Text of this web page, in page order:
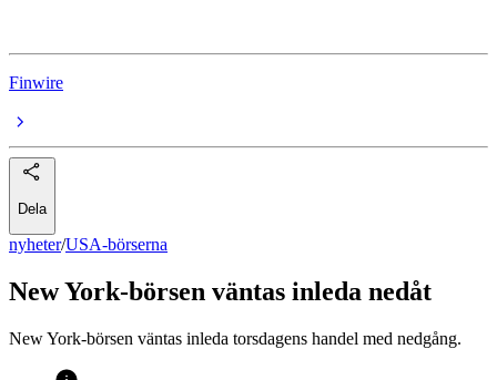
Finwire
Dela
nyheter/USA-börserna
New York-börsen väntas inleda nedåt
New York-börsen väntas inleda torsdagens handel med nedgång.